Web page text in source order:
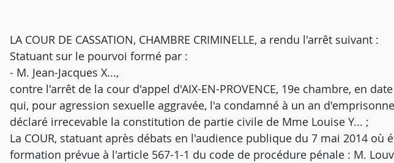
LA COUR DE CASSATION, CHAMBRE CRIMINELLE, a rendu l'arrêt suivant :
Statuant sur le pourvoi formé par :
- M. Jean-Jacques X...,
contre l'arrêt de la cour d'appel d'AIX-EN-PROVENCE, 19e chambre, en
qui, pour agression sexuelle aggravée, l'a condamné à un an
déclaré irrecevable la constitution de partie civile de Mme Louise Y... ;
La COUR, statuant après débats en l'audience publique du 7 mai 2014 où
formation prévue à l'article 567-1-1 du code de procédure pénale : M.